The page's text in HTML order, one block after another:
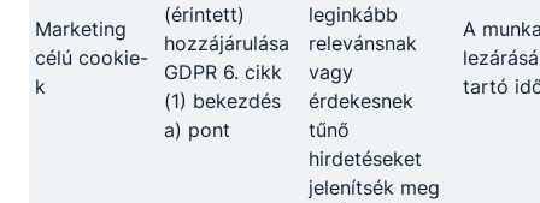
Marketing
célú cookie-
k
(érintett)
hozzájárulása
GDPR 6. cikk
(1) bekezdés
a) pont
leginkább
relevánsnak
vagy
érdekesnek
tűnő
hirdetéseket
jelenítsék meg
A
tartó